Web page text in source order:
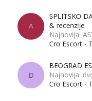
A
SPLITSKO
& recenzije
Najnovija:
Cro Escort -
D
BEOGRAD
Najnovija:
Cro Escort -